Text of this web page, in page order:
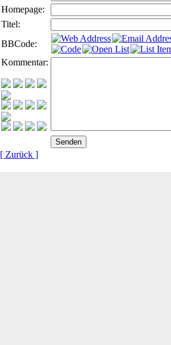
Homepage:
Titel:
BBCode:
Kommentar:
[ Zurück ]